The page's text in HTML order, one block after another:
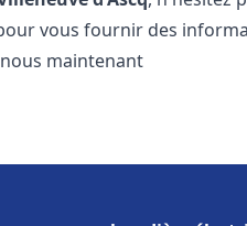
vous fournir des
maintenant